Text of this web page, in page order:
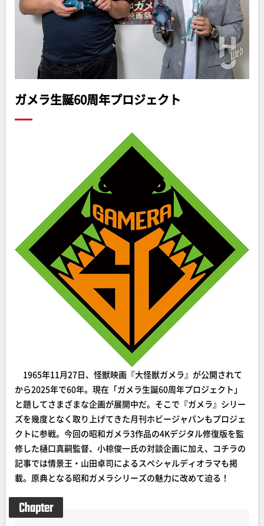
ガメラ生誕60周年プロジェクト
1965年11月27日、怪獣映画『大怪獣ガメラ』が公開されて
から2025年で60年。現在「ガメラ生誕60周年プロジェクト」
と題してさまざまな企画が展開中だ。そこで『ガメラ』シリー
ズを幾度となく取り上げてきた月刊ホビージャパンもプロジェ
クトに参戦。今回の昭和ガメラ3作品の4Kデジタル修復版を監
修した樋口真嗣監督、小椋俊一氏の対談企画に加え、コチラの
記事では情景王・山田卓司によるスペシャルディオラマも掲
載。原典となる昭和ガメラシリーズの魅力に改めて迫る！